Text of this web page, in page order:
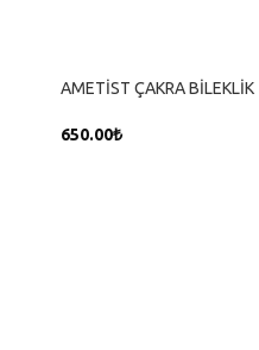
AMETİST ÇAKRA BİLEKLİK
650.00₺